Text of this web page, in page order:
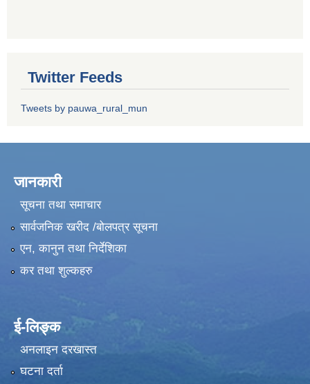
Twitter Feeds
Tweets by pauwa_rural_mun
जानकारी
सूचना तथा समाचार
सार्वजनिक खरीद /बोलपत्र सूचना
एन, कानुन तथा निर्देशिका
कर तथा शुल्कहरु
ई-लिङ्क
अनलाइन दरखास्त
घटना दर्ता